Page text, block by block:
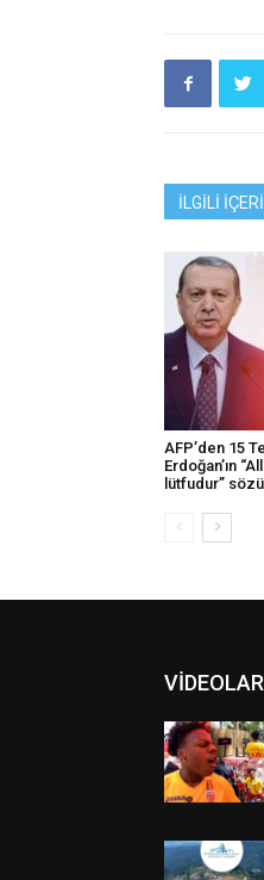
İLGİLİ
AFP’den 15
Erdoğan’ın
lütfudur”
VİDEOLAR